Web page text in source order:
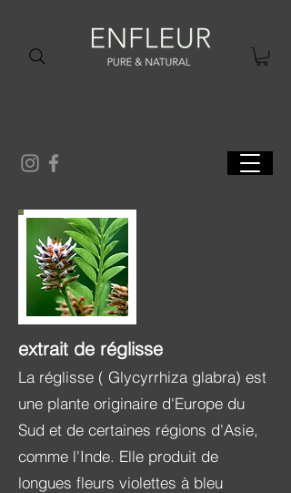
extrait de réglisse
La réglisse ( Glycyrrhiza glabra) est
une plante originaire d'Europe du
Sud et de certaines régions d'Asie,
comme l'Inde. Elle produit de
longues fleurs violettes à bleu